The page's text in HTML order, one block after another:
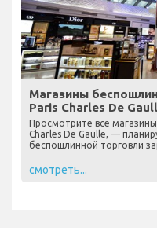
Магазины
Paris Charles De
Просмотрите все
Charles De Gaulle, —
беспошлинной торговли
смотреть...